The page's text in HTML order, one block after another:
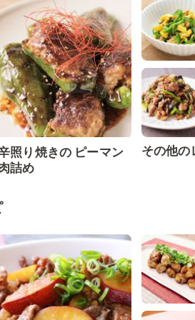
照り焼きの ピーマン
詰め
その他の